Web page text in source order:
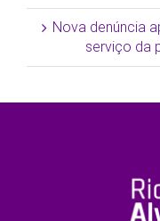
Nova denúncia
serviço da